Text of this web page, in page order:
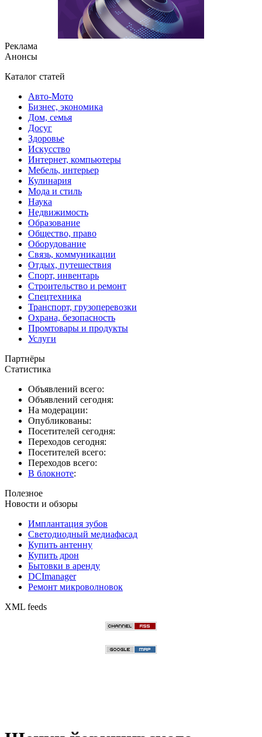
Реклама
Анонсы
Каталог статей
Авто-Мото
Бизнес, экономика
Дом, семья
Досуг
Здоровье
Искусство
Интернет, компьютеры
Мебель, интерьер
Кулинария
Мода и стиль
Наука
Недвижимость
Образование
Общество, право
Оборудование
Связь, коммуникации
Отдых, путешествия
Спорт, инвентарь
Строительство и ремонт
Спецтехника
Транспорт, грузоперевозки
Охрана, безопасность
Промтовары и продукты
Услуги
Партнёры
Статистика
Объявлений всего:
Объявлений сегодня:
На модерации:
Опубликованы:
Посетителей сегодня:
Переходов сегодня:
Посетителей всего:
Переходов всего:
В блокноте:
Полезное
Новости и обзоры
Имплантация зубов
Светодиодный медиафасад
Купить антенну
Купить дрон
Бытовки в аренду
DCImanager
Ремонт микроволновок
XML feeds